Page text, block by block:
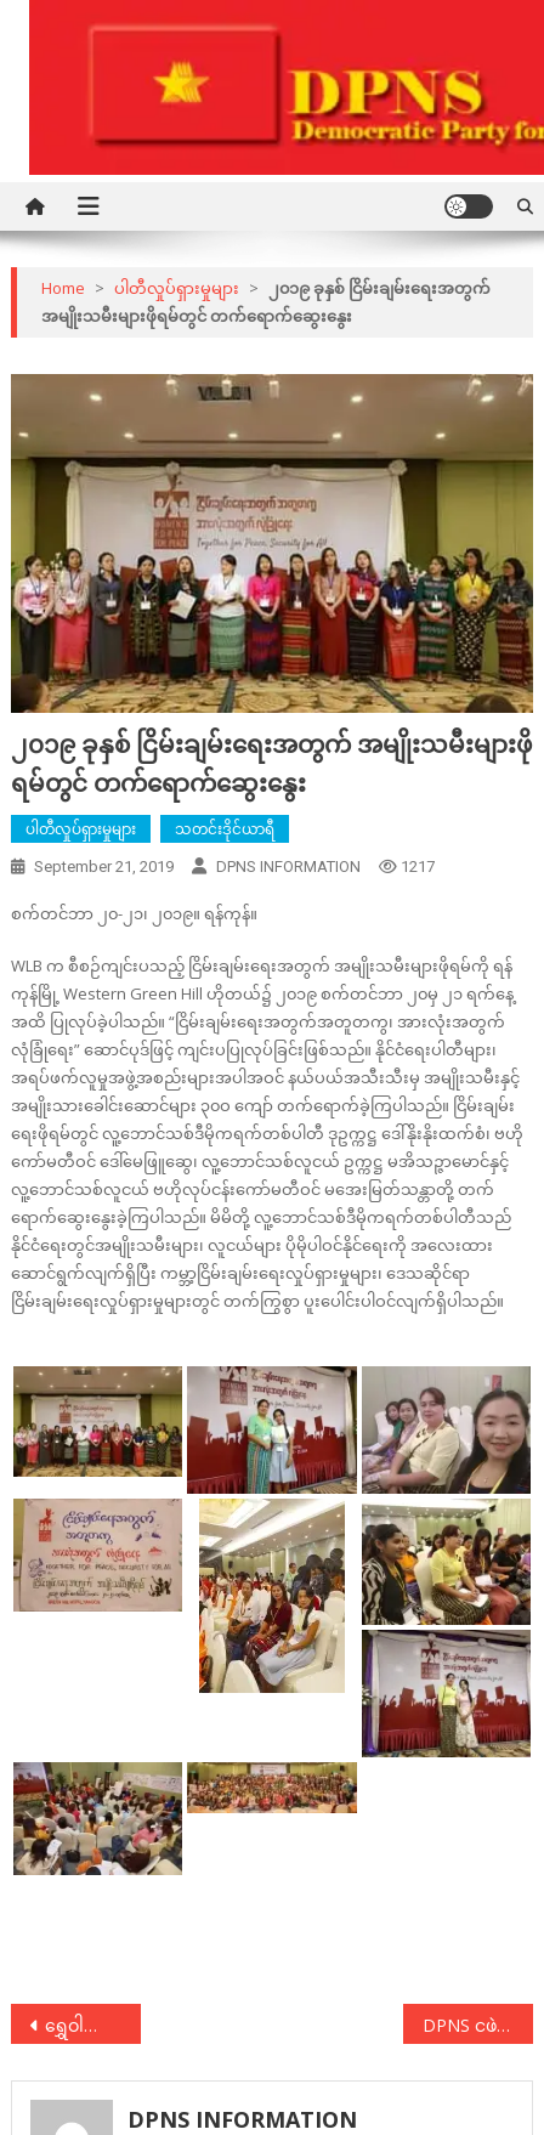
DPNS
Home > ပါတီလှုပ်ရှားမှုများ >
၂၀၁၉ ခုနှစ် ငြိမ်းချမ်းရေးအတွက်
အမျိုးသမီးများဖိုရမ်တွင် တက်ရောက်ဆွေးနွေး
၂၀၁၉ ခုနှစ် ငြိမ်းချမ်းရေးအတွက် အမျိုးသမီးများဖို
ရမ်တွင် တက်ရောက်ဆွေးနွေး
ပါတီလှုပ်ရှားမှုများ သတင်းဒိုင်ယာရီ
September 21, 2019 DPNS INFORMATION 1217
စက်တင်ဘာ ၂၀-၂၁၊ ၂၀၁၉။ ရန်ကုန်။
WLB က စီစဉ်ကျင်းပသည့် ငြိမ်းချမ်းရေးအတွက် အမျိုးသမီးများဖိုရမ်ကို ရန်
ကုန်မြို့ Western Green Hill ဟိုတယ်၌ ၂၀၁၉ စက်တင်ဘာ ၂၀မှ ၂၁ ရက်နေ့
အထိ ပြုလုပ်ခဲ့ပါသည်။ “ငြိမ်းချမ်းရေးအတွက်အတူတကွ၊ အားလုံးအတွက်
လုံခြုံရေး” ဆောင်ပုဒ်ဖြင့် ကျင်းပပြုလုပ်ခြင်းဖြစ်သည်။ နိုင်ငံရေးပါတီများ၊
အရပ်ဖက်လူမှုအဖွဲ့အစည်းများအပါအဝင် နယ်ပယ်အသီးသီးမှ အမျိုးသမီးနှင့်
အမျိုးသားခေါင်းဆောင်များ ၃၀ဝ ကျော် တက်ရောက်ခဲ့ကြပါသည်။ ငြိမ်းချမ်း
ရေးဖိုရမ်တွင် လူ့ဘောင်သစ်ဒီမိုကရက်တစ်ပါတီ ဒုဥက္ကဋ္ဌ ဒေါ်နိုးနိုးထက်စံ၊ ဗဟို
ကော်မတီဝင် ဒေါ်မေဖြူဆွေ၊ လူ့ဘောင်သစ်လူငယ် ဥက္ကဋ္ဌ မအိသဉ္ဇာမောင်နှင့်
လူ့ဘောင်သစ်လူငယ် ဗဟိုလုပ်ငန်းကော်မတီဝင် မအေးမြတ်သန္တာတို့ တက်
ရောက်ဆွေးနွေးခဲ့ကြပါသည်။ မိမိတို့ လူ့ဘောင်သစ်ဒီမိုကရက်တစ်ပါတီသည်
နိုင်ငံရေးတွင်အမျိုးသမီးများ၊ လူငယ်များ ပိုမိုပါဝင်နိုင်ရေးကို အလေးထား
ဆောင်ရွက်လျက်ရှိပြီး ကမ္ဘာ့ငြိမ်းချမ်းရေးလှုပ်ရှားမှုများ၊ ဒေသဆိုင်ရာ
ငြိမ်းချမ်းရေးလှုပ်ရှားမှုများတွင် တက်ကြွစွာ ပူးပေါင်းပါဝင်လျက်ရှိပါသည်။
Post
navigation
ရွှေဝါရောင်တော်လှန်ရေး ၁၂ နှစ်ပြည့်အခမ်းအနားသို့ တက်ရောက် DPNS ငဖဲမြို့နယ်ကော်မတီ ဖွဲ့စည်း
DPNS INFORMATION